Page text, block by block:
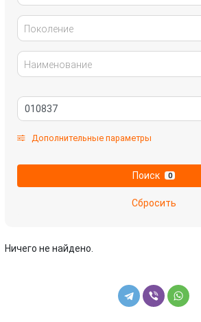
Mazda
Mitsubishi
Omoda
Skoda
Поколение
Наименование
Дополнительные параметры
Поиск 0
Сбросить
Ничего не найдено.